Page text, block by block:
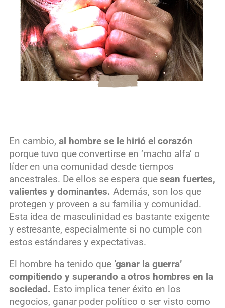
En cambio, al hombre se le hirió el corazón
porque tuvo que convertirse en ‘macho alfa’ o
líder en una comunidad desde tiempos
ancestrales. De ellos se espera quesean fuertes,
valientes y dominantes. Además, son los que
protegen y proveen a su familia y comunidad.
Esta idea de masculinidad es bastante exigente
y estresante, especialmente si no cumple con
estos estándares y expectativas.
El hombre ha tenido que ‘ganar la guerra’
compitiendo y superando a otros hombres en la
sociedad. Esto implica tener éxito en los
negocios, ganar poder político o ser visto como